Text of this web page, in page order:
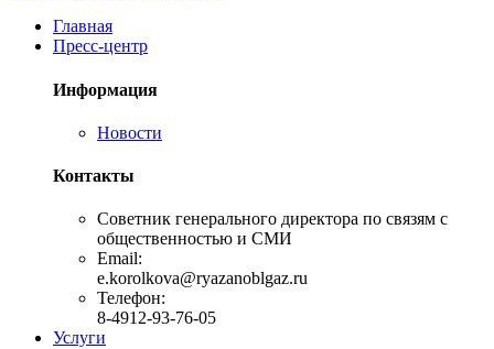
Главная
Пресс-центр
Информация
Новости
Контакты
Советник генерального директора по связям с
общественностью и СМИ
Email:
e.korolkova@ryazanoblgaz.ru
Телефон:
8-4912-93-76-05
Услуги